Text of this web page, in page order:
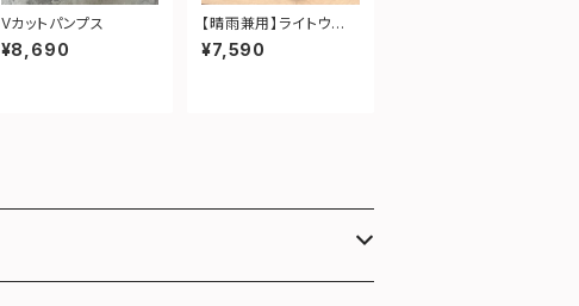
Vカットパンプス
¥8,690
【晴雨兼用】ライトウエ
イトビットローファー
¥7,590